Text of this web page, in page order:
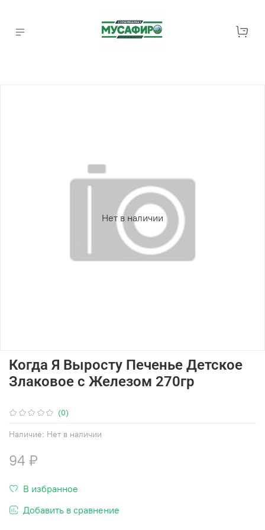
Нет в наличии
(0)
Наличие: Нет в наличии
Когда Я Выросту Печенье Детское
Злаковое с Железом 270гр
94 ₽
В избранное
Добавить в сравнение